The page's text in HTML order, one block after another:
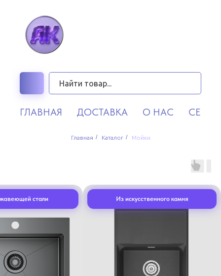
ГЛАВНАЯ ДОСТАВКА О НАС
Главная / Каталог / Мойки
стали Из искусственного камня